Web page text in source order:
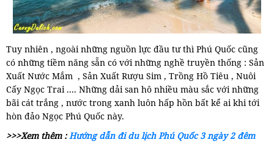
Tuy nhiên , ngoài những nguồn lực đầu tư thì Phú Quốc cũng
có những tiềm năng sẵn có với những nghề truyền thống : Sản
Xuất Nước Mắm , Sản Xuất Rượu Sim , Trồng Hồ Tiêu , Nuôi
Cấy Ngọc Trai .... Những dải san hô nhiều màu sắc với những
bãi cát trắng , nước trong xanh luôn hấp hồn bất kể ai khi tới
hòn đảo Ngọc Phú Quốc này.
>>>Xem thêm :Hướng dẫn đi du lịch Phú Quốc 3 ngày 2 đêm